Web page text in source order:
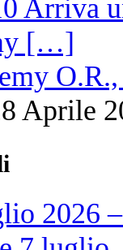
Aprile